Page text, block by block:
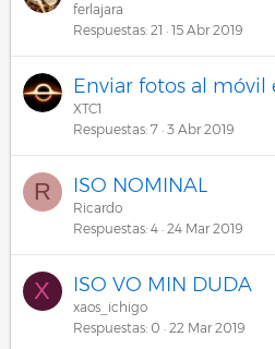
ferlajara
Respuestas 21 15 Abr 2019
Enviar fotos al móvil
XTC1
Respuestas 7 3 Abr 2019
R ISO NOMINAL
Ricardo
Respuestas 4 24 Mar 2019
X ISO VO MIN DUDA
xaos_ichigo
Respuestas 0 22 Mar 2019